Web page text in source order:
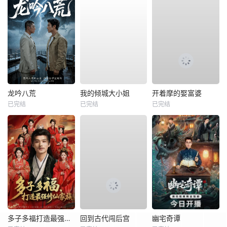
龙吟八荒
已完结
我的倾城大小姐
已完结
开着摩的娶富婆
已完结
多子多福打造最强修仙家族 回到古代闯后宫 幽宅奇谭